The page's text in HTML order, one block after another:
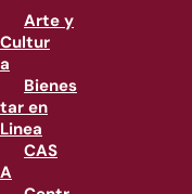
Arte y
Cultur
a
Bienes
tar en
Linea
CAS
A